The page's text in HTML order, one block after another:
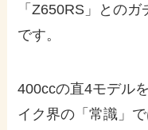
「Z650RS」との
です。
400ccの直4モデル
イク界の「常識」